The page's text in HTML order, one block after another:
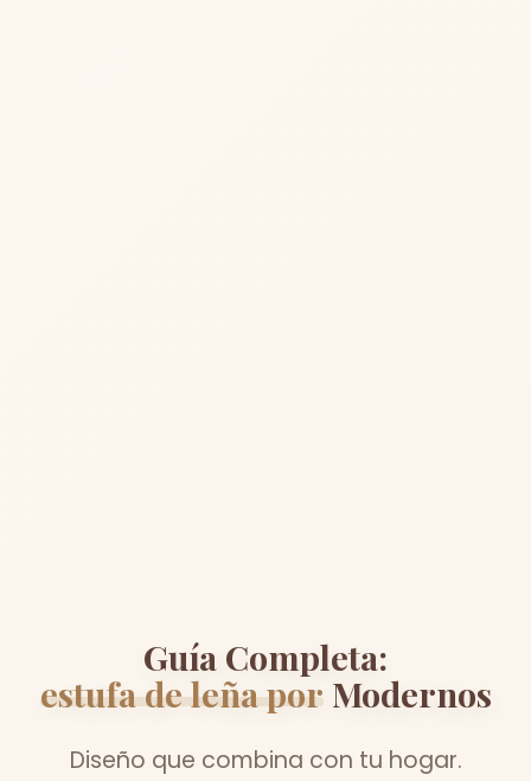
Guía Completa:
estufa de leña porModernos
Diseño que combina con tu hogar.